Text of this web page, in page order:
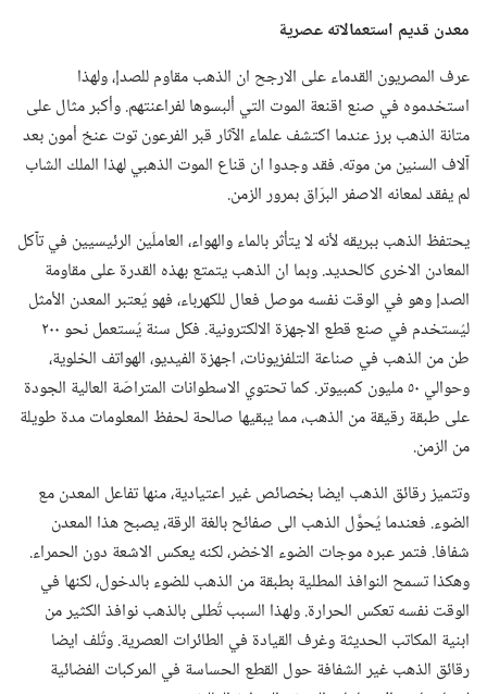
معدن قديم استعمالاته عصرية
عرف المصريون القدماء على الارجح ان الذهب مقاوم للصدإ،‏ ولهذا
استخدموه في صنع اقنعة الموت التي ألبسوها لفراعنتهم.‏ وأكبر مثال على
متانة الذهب برز عندما اكتشف علماء الآثار قبر الفرعون توت عنخ أمون بعد
آلاف السنين من موته.‏ فقد وجدوا ان قناع الموت الذهبي لهذا الملك الشاب
لم يفقد لمعانه الاصفر البرّاق بمرور الزمن.‏
يحتفظ الذهب ببريقه لأنه لا يتأثر بالماء والهواء،‏ العاملَين الرئيسيين في تآكل
المعادن الاخرى كالحديد.‏ وبما ان الذهب يتمتع بهذه القدرة على مقاومة
الصدإ وهو في الوقت نفسه موصل فعال للكهرباء،‏ فهو يُعتبر المعدن الأمثل
ليُستخدم في صنع قطع الاجهزة الالكترونية.‏ فكل سنة يُستعمل نحو ٢٠٠
طن من الذهب في صناعة التلفزيونات،‏ اجهزة الفيديو،‏ الهواتف الخلوية،‏
وحوالي ٥٠ مليون كمبيوتر.‏ كما تحتوي الاسطوانات المتراصّة العالية الجودة
على طبقة رقيقة من الذهب،‏ مما يبقيها صالحة لحفظ المعلومات مدة طويلة
من الزمن.‏
وتتميز رقائق الذهب ايضا بخصائص غير اعتيادية،‏ منها تفاعل المعدن مع
الضوء.‏ فعندما يُحوَّل الذهب الى صفائح بالغة الرقة،‏ يصبح هذا المعدن
شفافا.‏ فتمر عبره موجات الضوء الاخضر،‏ لكنه يعكس الاشعة دون الحمراء.‏
وهكذا تسمح النوافذ المطلية بطبقة من الذهب للضوء بالدخول،‏ لكنها في
الوقت نفسه تعكس الحرارة.‏ ولهذا السبب تُطلى بالذهب نوافذ الكثير من
ابنية المكاتب الحديثة وغرف القيادة في الطائرات العصرية.‏ وتُلف ايضا
رقائق الذهب غير الشفافة حول القطع الحساسة في المركبات الفضائية